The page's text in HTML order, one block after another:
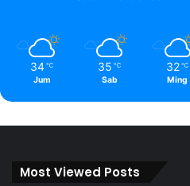
34 ℃
Jum
35 ℃
Sab
32 ℃
Ming
Most Viewed Posts